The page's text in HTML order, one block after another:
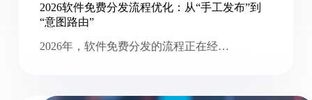
2026软件免费分发流程优化：从“手工发布”到
“意图路由”
2026年，软件免费分发的流程正在经…